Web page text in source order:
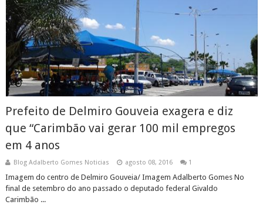
Prefeito de Delmiro Gouveia exagera e diz
que “Carimbão vai gerar 100 mil empregos
em 4 anos
Blog Adalberto Gomes Noticias agosto 08, 2016 1
Imagem do centro de Delmiro Gouveia/ Imagem Adalberto Gomes No
final de setembro do ano passado o deputado federal Givaldo
Carimbão ...